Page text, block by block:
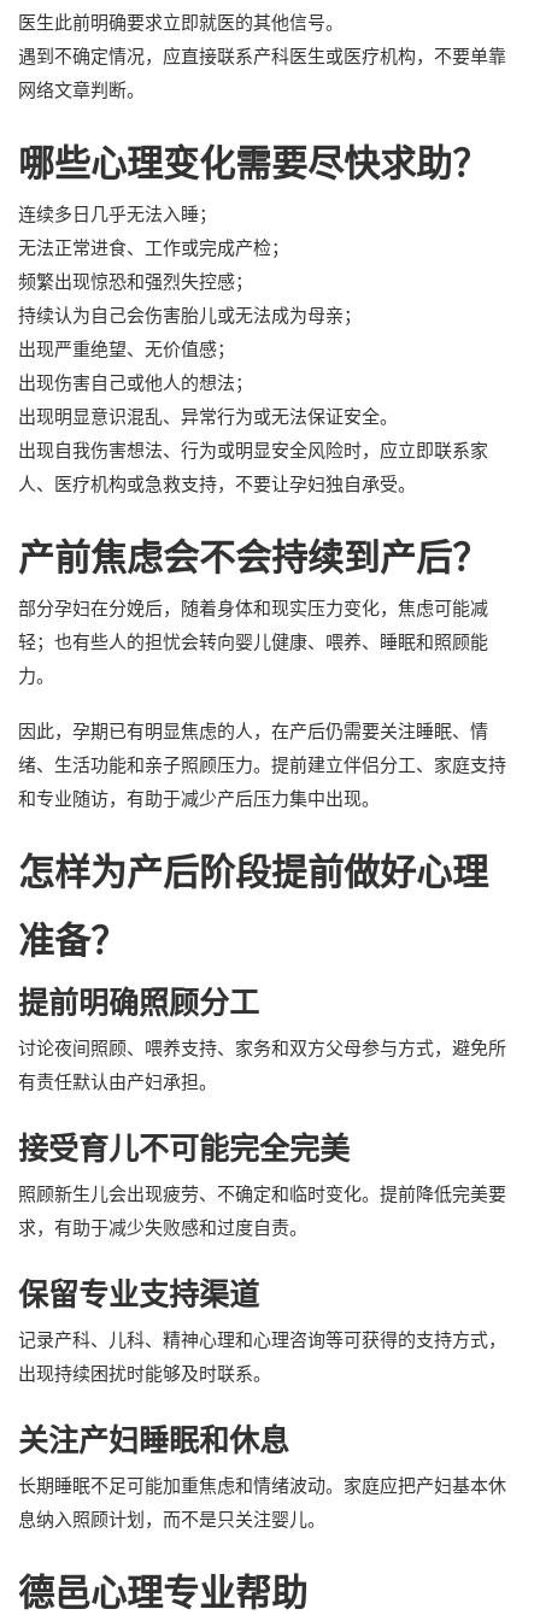
医生此前明确要求立即就医的其他信号。
遇到不确定情况，应直接联系产科医生或医疗机构，不要单靠
网络文章判断。
哪些心理变化需要尽快求助？
连续多日几乎无法入睡；
无法正常进食、工作或完成产检；
频繁出现惊恐和强烈失控感；
持续认为自己会伤害胎儿或无法成为母亲；
出现严重绝望、无价值感；
出现伤害自己或他人的想法；
出现明显意识混乱、异常行为或无法保证安全。
出现自我伤害想法、行为或明显安全风险时，应立即联系家
人、医疗机构或急救支持，不要让孕妇独自承受。
产前焦虑会不会持续到产后？
部分孕妇在分娩后，随着身体和现实压力变化，焦虑可能减
轻；也有些人的担忧会转向婴儿健康、喂养、睡眠和照顾能
力。
因此，孕期已有明显焦虑的人，在产后仍需要关注睡眠、情
绪、生活功能和亲子照顾压力。提前建立伴侣分工、家庭支持
和专业随访，有助于减少产后压力集中出现。
怎样为产后阶段提前做好心理
准备？
提前明确照顾分工
讨论夜间照顾、喂养支持、家务和双方父母参与方式，避免所
有责任默认由产妇承担。
接受育儿不可能完全完美
照顾新生儿会出现疲劳、不确定和临时变化。提前降低完美要
求，有助于减少失败感和过度自责。
保留专业支持渠道
记录产科、儿科、精神心理和心理咨询等可获得的支持方式，
出现持续困扰时能够及时联系。
关注产妇睡眠和休息
长期睡眠不足可能加重焦虑和情绪波动。家庭应把产妇基本休
息纳入照顾计划，而不是只关注婴儿。
德邑心理专业帮助